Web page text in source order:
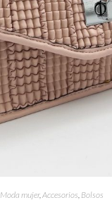
Moda mujer, Accesorios Bolsos